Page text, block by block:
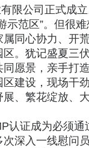
限公司正式成
示范区”。但很
同心协力、开
。犹记盛夏三
愿景，亲手打
建设，现场干
、繁花绽放、
认证成为必须
深入一线慰问